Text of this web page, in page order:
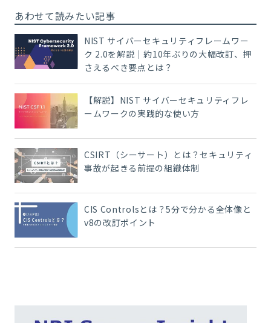
あわせて読みたい記事
NIST サイバーセキュリティフレームワー
ク 2.0を解説｜約10年ぶりの大幅改訂、押
さえるべき要点とは？
【解説】NIST サイバーセキュリティフレ
ームワークの実践的な使い方
CSIRT（シーサート）とは？セキュリティ
事故が起きる前提の組織体制
CIS Controlsとは？5分で分かる全体像と
v8の改訂ポイント